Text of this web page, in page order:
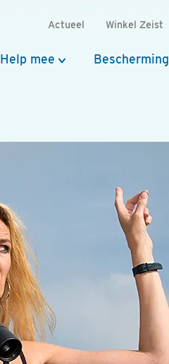
Actueel Winkel Zeist
Help mee Bescherming